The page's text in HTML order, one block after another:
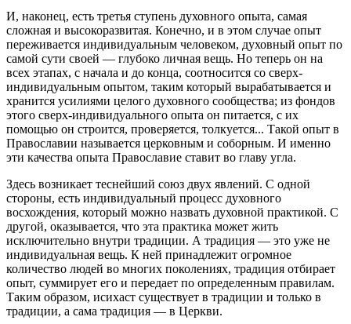
И, наконец, есть третья ступень духовного опыта, самая
сложная и высокоразвитая. Конечно, и в этом случае опыт
переживается индивидуальным человеком, духовный опыт по
самой сути своей — глубоко личная вещь. Но теперь он на
всех этапах, с начала и до конца, соотносится со сверх-
индивидуальным опытом, таким который вырабатывается и
хранится усилиями целого духовного сообщества; из фондов
этого сверх-индивидуального опыта он питается, с их
помощью он строится, проверяется, толкуется... Такой опыт в
Православии называется церковным и соборным. И именно
эти качества опыта Православие ставит во главу угла.
Здесь возникает теснейший союз двух явлений. С одной
стороны, есть индивидуальный процесс духовного
восхождения, который можно назвать духовной практикой. С
другой, оказывается, что эта практика может жить
исключительно внутри традиции. А традиция — это уже не
индивидуальная вещь. К ней принадлежит огромное
количество людей во многих поколениях, традиция отбирает
опыт, суммирует его и передает по определенным правилам.
Таким образом, исихаст существует в традиции и только в
традиции, а сама традиция — в Церкви.